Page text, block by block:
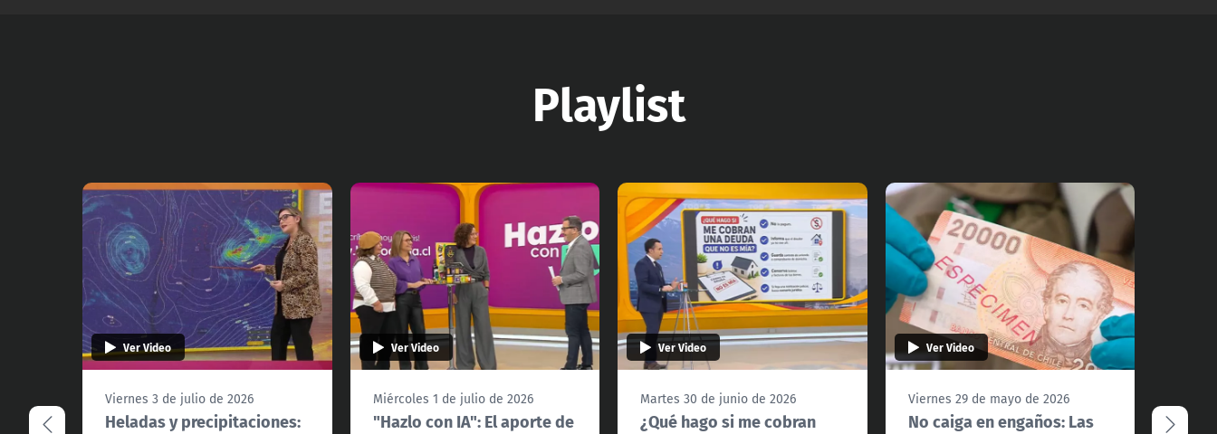
Playlist
Ver Video
Viernes 3 de julio de 2026
Heladas y precipitaciones:
Ver Video
Miércoles 1 de julio de 2026
"Hazlo con IA": El aporte de
Ver Video
Martes 30 de junio de 2026
¿Qué hago si me cobran
Ver Video
Viernes 29 de mayo de 2026
No caiga en engaños: Las